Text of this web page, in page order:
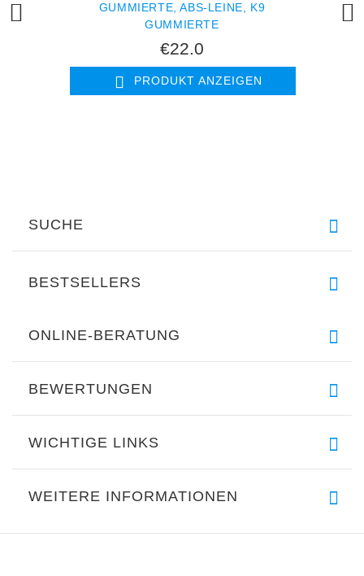
GUMMIERTE, ABS-LEINE, K9
GUMMIERTE
€22.0
PRODUKT ANZEIGEN
SUCHE
BESTSELLERS
ONLINE-BERATUNG
BEWERTUNGEN
WICHTIGE LINKS
WEITERE INFORMATIONEN